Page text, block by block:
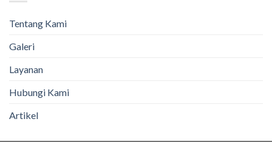
Tentang Kami
Galeri
Layanan
Hubungi Kami
Artikel